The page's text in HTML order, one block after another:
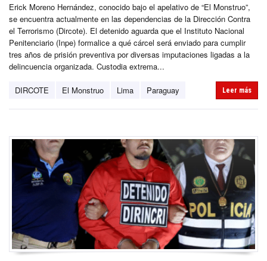
Erick Moreno Hernández, conocido bajo el apelativo de “El Monstruo”,
se encuentra actualmente en las dependencias de la Dirección Contra
el Terrorismo (Dircote). El detenido aguarda que el Instituto Nacional
Penitenciario (Inpe) formalice a qué cárcel será enviado para cumplir
tres años de prisión preventiva por diversas imputaciones ligadas a la
delincuencia organizada. Custodia extrema...
DIRCOTE El Monstruo Lima Paraguay Leer más